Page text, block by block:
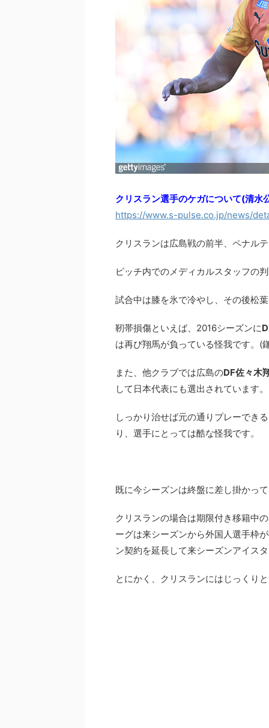
クリスラン選手のケガについて(清水
https://www.s-pulse.co.jp/news/
クリスランは広島戦の前半、ペナル
ピッチ内でのメディカルスタッフの
試合中は膝を氷で冷やし、その後松
靭帯損傷といえば、2016シーズンに
は再び翔馬が負っている怪我です。(
また、他クラブでは広島のDF佐々木
して日本代表にも選出されています。
しっかり治せば元の通りプレーでき
り、選手にとっては酷な怪我です。
既に今シーズンは終盤に差し掛かっ
クリスランの場合は期限付き移籍中
ーグは来シーズンから外国人選手枠
ン契約を延長して来シーズンアイス
とにかく、クリスランにはじっくり